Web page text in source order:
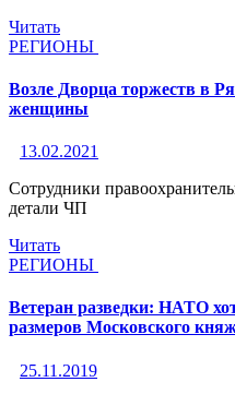
Читать
РЕГИОНЫ
Возле Дворца торжеств в
женщины
13.02.2021
Сотрудники
детали ЧП
Читать
РЕГИОНЫ
Ветеран разведки: НАТО
размеров Московского
25.11.2019